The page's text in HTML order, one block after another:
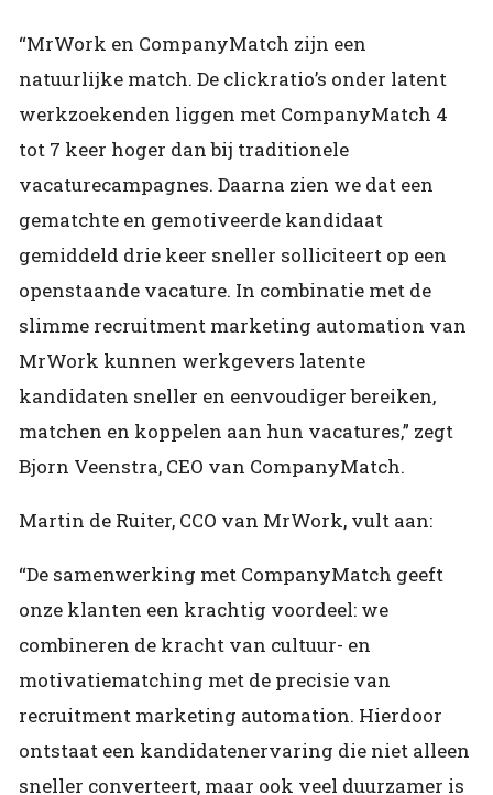
“MrWork en CompanyMatch zijn een
natuurlijke match. De clickratio’s onder latent
werkzoekenden liggen met CompanyMatch 4
tot 7 keer hoger dan bij traditionele
vacaturecampagnes. Daarna zien we dat een
gematchte en gemotiveerde kandidaat
gemiddeld drie keer sneller solliciteert op een
openstaande vacature. In combinatie met de
slimme recruitment marketing automation van
MrWork kunnen werkgevers latente
kandidaten sneller en eenvoudiger bereiken,
matchen en koppelen aan hun vacatures,” zegt
Bjorn Veenstra, CEO van CompanyMatch.
Martin de Ruiter, CCO van MrWork, vult aan:
“De samenwerking met CompanyMatch geeft
onze klanten een krachtig voordeel: we
combineren de kracht van cultuur- en
motivatiematching met de precisie van
recruitment marketing automation. Hierdoor
ontstaat een kandidatenervaring die niet alleen
sneller converteert, maar ook veel duurzamer is